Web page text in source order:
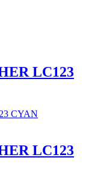
LC123
LC123